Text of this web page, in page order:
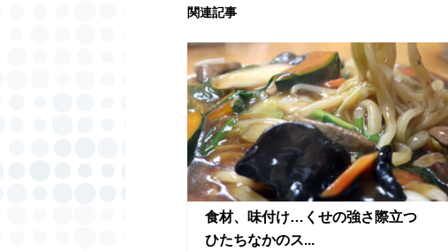
関連記事
食材、味付け…くせの強さ際立つ
ひたちなかのス...